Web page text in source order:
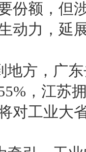
份额，但
动力，延
方，广东
，江苏
工业大